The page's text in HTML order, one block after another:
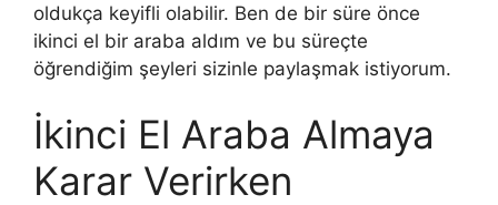
oldukça keyifli olabilir. Ben de bir süre önce
ikinci el bir araba aldım ve bu süreçte
öğrendiğim şeyleri sizinle paylaşmak istiyorum.
İkinci El Araba Almaya
Karar Verirken